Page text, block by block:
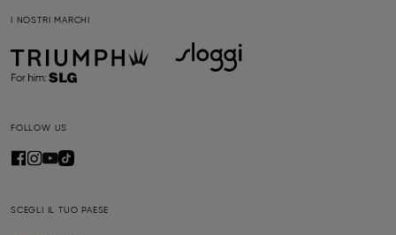
I NOSTRI MARCHI
FOLLOW US
SCEGLI IL TUO PAESE